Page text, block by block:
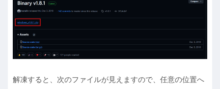
解凍すると、次のファイルが見えますので、任意の位置へ